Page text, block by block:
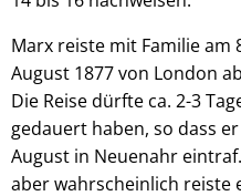
Marx reiste mit Familie am
August 1877 von London
Die Reise dürfte ca. 2-3
gedauert haben, so dass
August in Neuenahr
aber wahrscheinlich reiste